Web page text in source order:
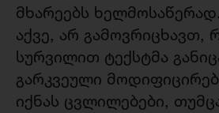
მხარეებს ხელმოსაწერად.
აქვე, არ გამოვრიცხავთ,
სურვილით ტექსტმა
გარკვეული
იქნას ცვლილებები,